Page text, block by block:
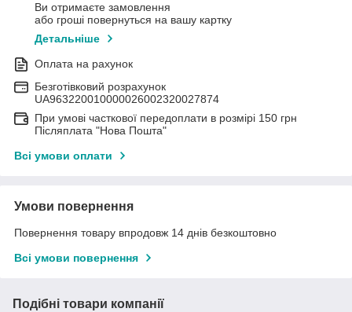
Ви отримаєте замовлення
або гроші повернуться на вашу картку
Детальніше
Оплата на рахунок
Безготівковий розрахунок
UA963220010000026002320027874
При умові часткової передоплати в розмірі 150 грн
Післяплата "Нова Пошта"
Всі умови оплати
Умови повернення
Повернення товару впродовж 14 днів безкоштовно
Всі умови повернення
Подібні товари компанії